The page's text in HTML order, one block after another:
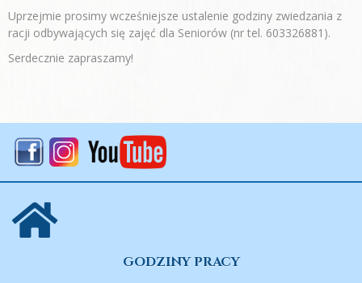
GODZINY PRACY
Uprzejmie prosimy wcześniejsze ustalenie godziny zwiedzania z
racji odbywających się zajęć dla Seniorów (nr tel. 603326881).
Serdecznie zapraszamy!